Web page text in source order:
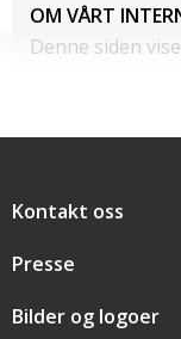
OM VÅRT
Denne siden
og prosjekter
Snarveier
Kontakt oss
Presse
Bilder og logoer